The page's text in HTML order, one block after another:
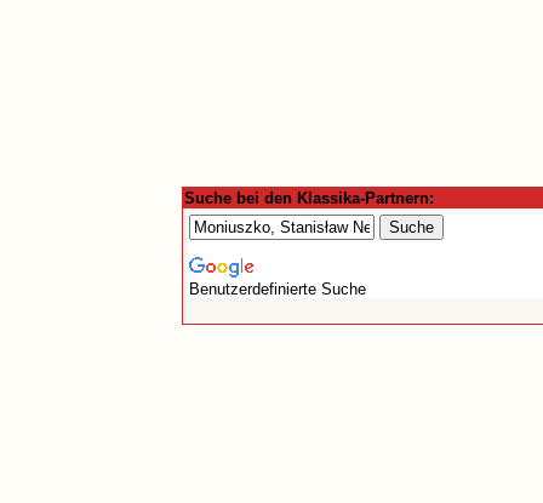
Suche bei den Klassika-Partnern:
Benutzerdefinierte Suche